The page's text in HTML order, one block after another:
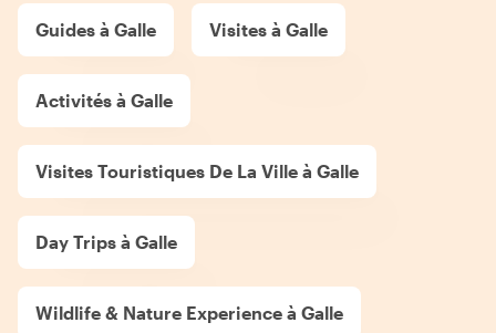
Guides à Galle Visites à Galle
Activités à Galle
Visites Touristiques De La Ville à Galle
Day Trips à Galle
Wildlife & Nature Experience à Galle